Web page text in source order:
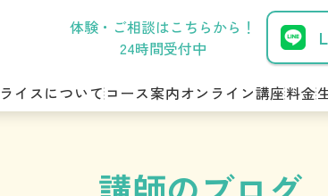
イスについてコース案内オンライン講座料金
体験・ご相談はこちらから！
24時間受付中